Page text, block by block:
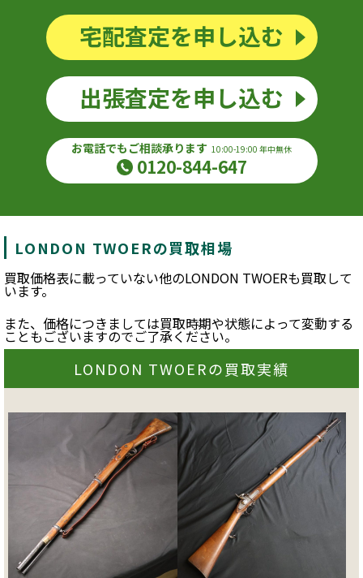
宅配査定を申し込む
出張査定を申し込む
お電話でもご相談承ります 10:00-19:00 年中無休
0120-844-647
LONDON TWOERの買取相場
買取価格表に載っていない他のLONDON TWOERも買取して
います。
また、価格につきましては買取時期や状態によって変動する
こともございますのでご了承ください。
LONDON TWOERの買取実績